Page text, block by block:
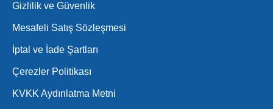
Gizlilik ve Güvenlik
Mesafeli Satış Sözleşmesi
İptal ve İade Şartları
Çerezler Politikası
KVKK Aydınlatma Metni